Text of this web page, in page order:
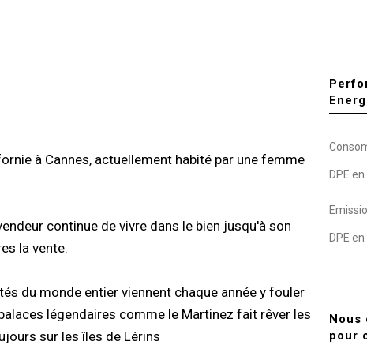
à Cannes, actuellement habité par une femme
continue de vivre dans le bien jusqu'à son
la vente.
du monde entier viennent chaque année y fouler
légendaires comme le Martinez fait rêver les
sur les îles de Lérins
DPE
DPE
Nous
pour